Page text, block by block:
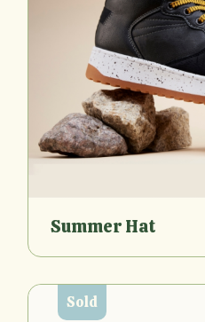
Summer Hat
Sold